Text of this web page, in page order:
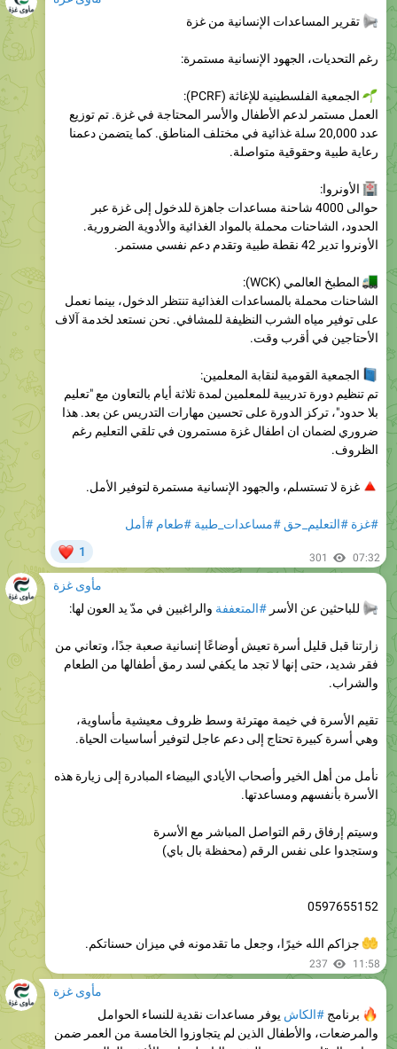
رغم التحديات، الجهود الإنسانية مستمرة:
الجمعية الفلسطينية للإغاثة (PCRF):
عدد 20,000 سلة غذائية في مختلف المناطق. كما يتضمن دعمنا
رعاية طبية وحقوقية متواصلة.
الأونروا:
الحدود، الشاحنات محملة بالمواد الغذائية والأدوية الضرورية.
الأونروا تدير 42 نقطة طبية وتقدم دعم نفسي مستمر.
المطبخ العالمي (WCK):
على توفير مياه الشرب النظيفة للمشافي. نحن نستعد لخدمة آلاف
الأحتاجين في أقرب وقت.
الجمعية القومية لنقابة المعلمين:
بلا حدود"، تركز الدورة على تحسين مهارات التدريس عن بعد. هذا
ضروري لضمان ان اطفال غزة مستمرون في تلقي التعليم رغم
الظروف.
غزة لا تستسلم، والجهود الإنسانية مستمرة لتوفير الأمل.
#غزة #التعليم_حق #مساعدات_طبية #طعام #أمل
301 07:32
مأوى غزة
للباحثين عن الأسر#المتعففةوالراغبين في مدّ يد العون لها:
زارتنا قبل قليل أسرة تعيش أوضاعًا إنسانية صعبة جدًا، وتعاني من
والشراب.
تقيم الأسرة في خيمة مهترئة وسط ظروف معيشية مأساوية،
نأمل من أهل الخير وأصحاب الأيادي البيضاء المبادرة إلى زيارة هذه
وسيتم إرفاق رقم التواصل المباشر مع الأسرة
جزاكم الله خيرًا، وجعل ما تقدمونه في ميزان حسناتكم.
مأوى غزة
برنامج#الكاشيوفر مساعدات نقدية للنساء الحوامل
والمرضعات، والأطفال الذين لم يتجاوزوا الخامسة من العمر ضمن
برنامج الوقاية من سوء التغذية التابع لبرنامج الأغذية العالمي
(WFP).